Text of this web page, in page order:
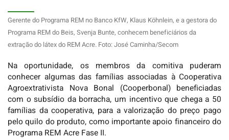
Gerente do Programa REM no Banco KfW, Klaus Köhnlein, e a gestora do
Programa REM do Beis, Svenja Bunte, conhecem beneficiários da
extração do látex do REM Acre. Foto: José Caminha/Secom
Na oportunidade, os membros da comitiva puderam
conhecer algumas das famílias associadas à Cooperativa
Agroextrativista Nova Bonal (Cooperbonal) beneficiadas
com o subsídio da borracha, um incentivo que chega a 50
famílias da cooperativa, para a valorização do preço pago
pelo quilo do produto, como importante apoio financeiro do
Programa REM Acre Fase II.